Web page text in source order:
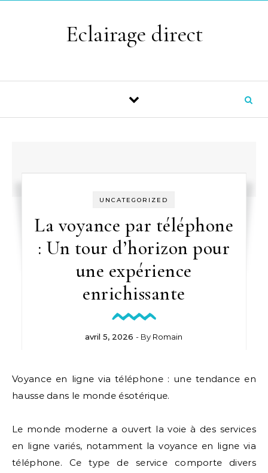
Eclairage direct
UNCATEGORIZED
La voyance par téléphone
: Un tour d’horizon pour
une expérience
enrichissante
avril 5, 2026 - By Romain
Voyance en ligne via téléphone : une tendance en
hausse dans le monde ésotérique.
Le monde moderne a ouvert la voie à des services
en ligne variés, notamment la voyance en ligne via
téléphone. Ce type de service comporte divers